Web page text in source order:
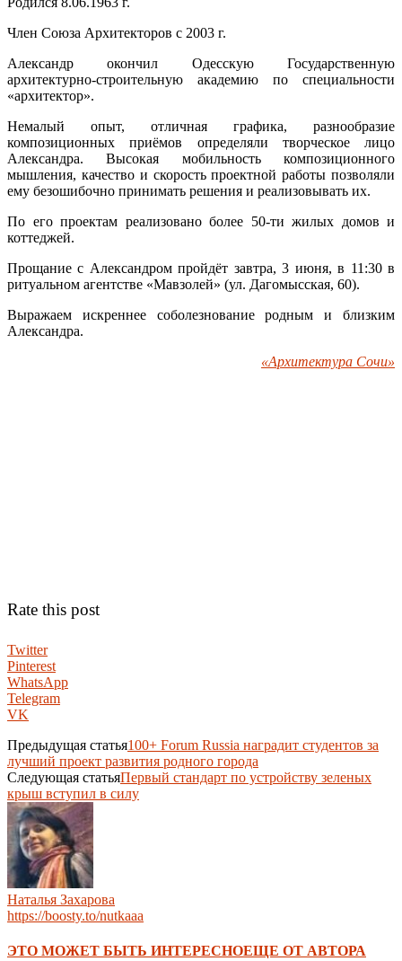
Член Союза Архитекторов с 2003 г.
Александр окончил Одесскую Государственную
архитектурно-строительную академию по специальности
«архитектор».
Немалый опыт, отличная графика, разнообразие
композиционных приёмов определяли творческое лицо
Александра. Высокая мобильность композиционного
мышления, качество и скорость проектной работы позволяли
ему безошибочно принимать решения и реализовывать их.
По его проектам реализовано более 50-ти жилых домов и
коттеджей.
Прощание с Александром пройдёт завтра, 3 июня, в 11:30 в
ритуальном агентстве «Мавзолей» (ул. Дагомысская, 60).
Выражаем искреннее соболезнование родным и близким
Александра.
«Архитектура Сочи»
Rate this post
Twitter
Pinterest
WhatsApp
Telegram
VK
Предыдущая статья100+ Forum Russia наградит студентов за
лучший проект развития родного города
Следующая статьяПервый стандарт по устройству зеленых
крыш вступил в силу
Наталья Захарова
https://boosty.to/nutkaaa
ЭТО МОЖЕТ БЫТЬ ИНТЕРЕСНОЕЩЕ ОТ АВТОРА